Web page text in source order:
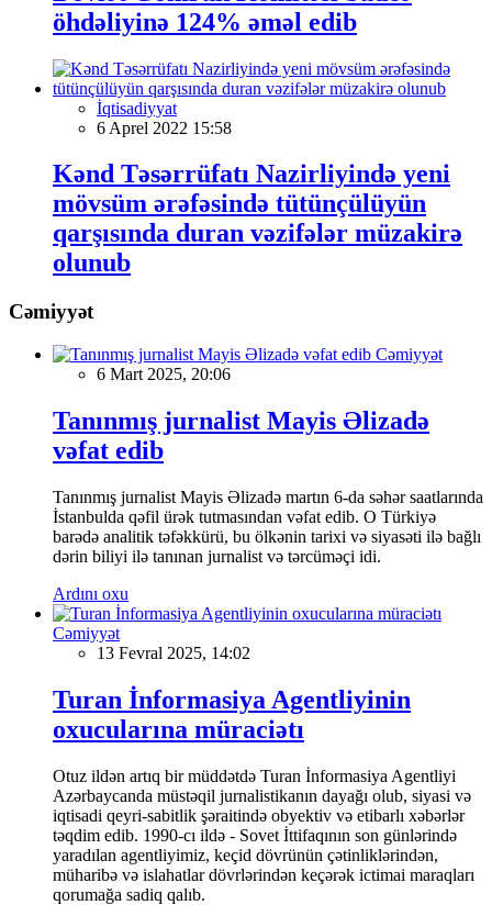
öhdəliyinə 124% əməl edib
İqtisadiyyat
6 Aprel 2022 15:58
Kənd Təsərrüfatı Nazirliyində yeni
mövsüm ərəfəsində tütünçülüyün
qarşısında duran vəzifələr müzakirə
olunub
Cəmiyyət
Cəmiyyət
6 Mart 2025, 20:06
Tanınmış jurnalist Mayis Əlizadə
vəfat edib
Tanınmış jurnalist Mayis Əlizadə martın 6-da səhər saatlarında
İstanbulda qəfil ürək tutmasından vəfat edib. O Türkiyə
barədə analitik təfəkkürü, bu ölkənin tarixi və siyasəti ilə bağlı
dərin biliyi ilə tanınan jurnalist və tərcüməçi idi.
Ardını oxu
Cəmiyyət
13 Fevral 2025, 14:02
Turan İnformasiya Agentliyinin
oxucularına müraciətı
Otuz ildən artıq bir müddətdə Turan İnformasiya Agentliyi
Azərbaycanda müstəqil jurnalistikanın dayağı olub, siyasi və
iqtisadi qeyri-sabitlik şəraitində obyektiv və etibarlı xəbərlər
təqdim edib. 1990-cı ildə - Sovet İttifaqının son günlərində
yaradılan agentliyimiz, keçid dövrünün çətinliklərindən,
müharibə və islahatlar dövrlərindən keçərək ictimai maraqları
qorumağa sadiq qalıb.